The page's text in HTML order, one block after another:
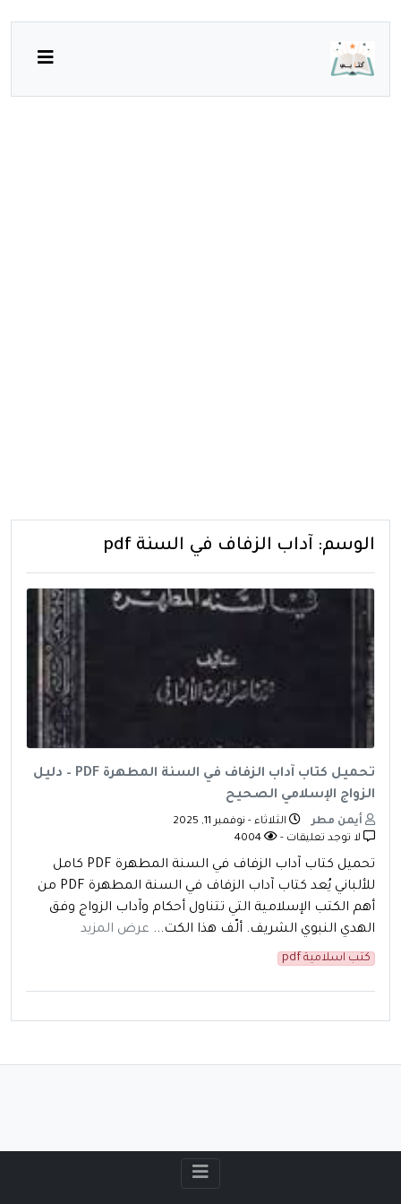
الوسم: آداب الزفاف في السنة pdf
تحميل كتاب آداب الزفاف في السنة المطهرة PDF – دليل
الزواج الإسلامي الصحيح
أيمن مطر
الثلاثاء - نوفمبر 11, 2025
لا توجد تعليقات -
تحميل كتاب آداب الزفاف في السنة المطهرة PDF كامل
للألباني يُعد كتاب آداب الزفاف في السنة المطهرة PDF من
أهم الكتب الإسلامية التي تتناول أحكام وآداب الزواج وفق
الهدي النبوي الشريف. ألّف هذا الكت... عرض المزيد
كتب اسلامية pdf